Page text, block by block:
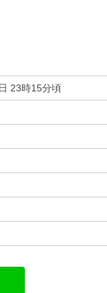
23時15分頃